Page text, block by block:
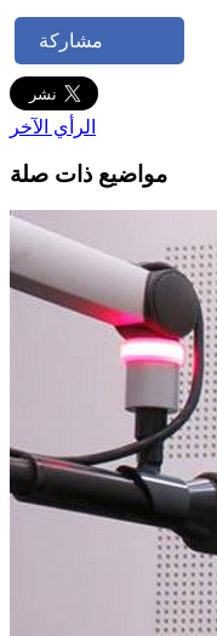
مشاركة
الرأي الآخر
مواضيع ذات صلة